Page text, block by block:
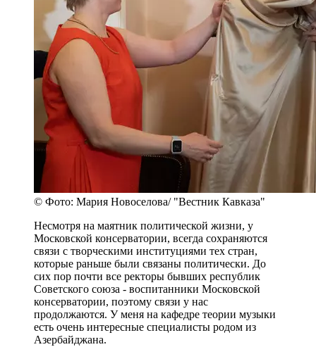
© Фото: Мария Новоселова/ "Вестник Кавказа"
Несмотря на маятник политической жизни, у
Московской консерватории, всегда сохраняются
связи с творческими институциями тех стран,
которые раньше были связаны политически. До
сих пор почти все ректоры бывших республик
Советского союза - воспитанники Московской
консерватории, поэтому связи у нас
продолжаются. У меня на кафедре теории музыки
есть очень интересные специалисты родом из
Азербайджана.